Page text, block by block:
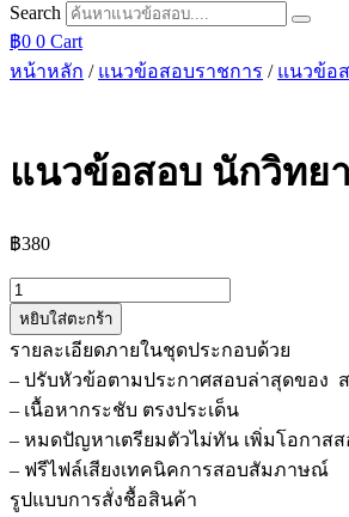
Search
฿0 0 Cart
หน้าหลัก / แนวข้อสอบราชการ / แนวข้อ
แนวข้อสอบ นักวิทย
฿380
จำนวน
แนว
ข้อสอบ
นัก
วิทยาศาสตร์
สถาบัน
มะเร็ง
แห่ง
หยิบใส่ตะกร้า
รายละเอียดภายในชุดประกอบด้วย
– ปรับหัวข้อตามประกาศสอบล่าสุดของ
– เนื้อหากระชับ ตรงประเด็น
– หมดปัญหาเตรียมตัวไม่ทัน เพิ่มโอกาส
– ฟรีไฟล์เสียงเทคนิคการสอบสัมภาษณ์
รูปแบบการสั่งชื้อสินค้า